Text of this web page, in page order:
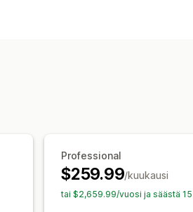
Monta valuuttaa
Tuonti ja vientiProfessional
$259.99/kuukausi
tai $2,659.99/vuosi ja säästä 15